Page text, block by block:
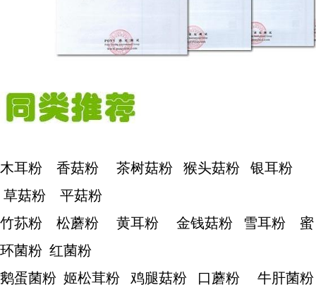
木耳粉 香菇粉 茶树菇粉 猴头菇粉 银耳粉
草菇粉 平菇粉
竹荪粉 松蘑粉 黄耳粉 金钱菇粉 雪耳粉 蜜
环菌粉 红菌粉
鹅蛋菌粉 姬松茸粉 鸡腿菇粉 口蘑粉 牛肝菌粉